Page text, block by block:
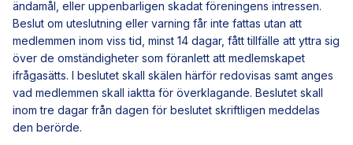
ändamål, eller uppenbarligen skadat föreningens intressen.
Beslut om uteslutning eller varning får inte fattas utan att
medlemmen inom viss tid, minst 14 dagar, fått tillfälle att yttra sig
över de omständigheter som föranlett att medlemskapet
ifrågasätts. I beslutet skall skälen härför redovisas samt anges
vad medlemmen skall iaktta för överklagande. Beslutet skall
inom tre dagar från dagen för beslutet skriftligen meddelas
den berörde.